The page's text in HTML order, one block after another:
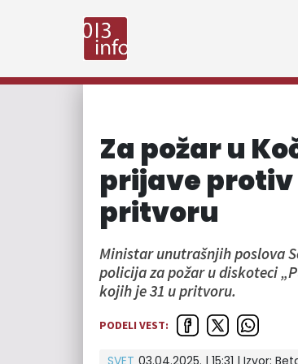
Za požar u
prijave protiv
pritvoru
Ministar unutrašnjih poslova
policija za požar u diskoteci
kojih je 31 u pritvoru.
PODELI VEST:
SVET 03.04.2025. | 15:31 | Izvor: